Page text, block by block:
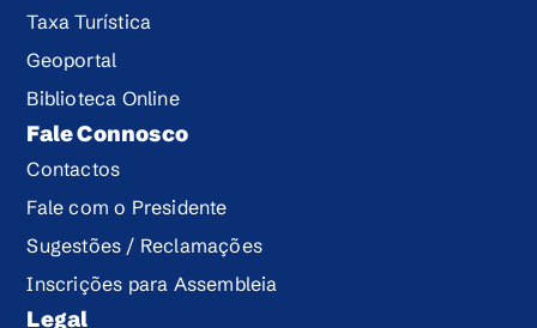
Taxa Turística
Geoportal
Biblioteca Online
Fale Connosco
Contactos
Fale com o Presidente
Sugestões / Reclamações
Inscrições para Assembleia
Legal